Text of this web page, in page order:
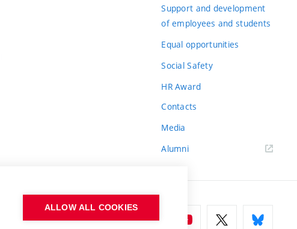
Support and development
of employees and students
Equal opportunities
Social Safety
HR Award
Contacts
Media
Alumni
ALLOW ALL COOKIES